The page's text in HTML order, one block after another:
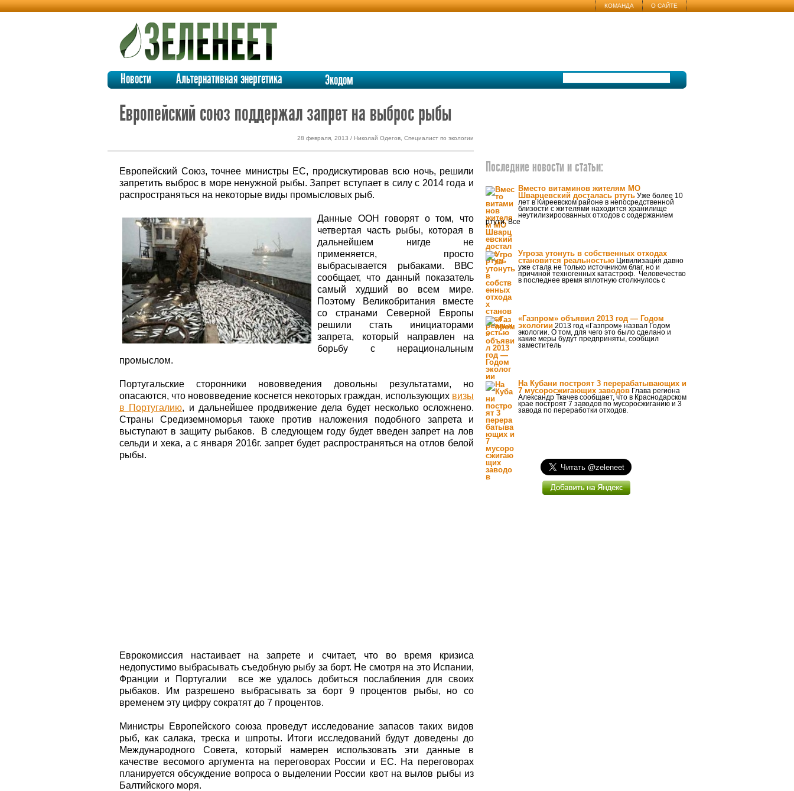
КОМАНДА О САЙТЕ
Новости Альтернативная энергетика Экодом
Европейский союз поддержал запрет на выброс рыбы
28 февраля, 2013 / Николай Одегов, Специалист по экологии
Европейский Союз, точнее министры ЕС, продискутировав всю ночь, решили
запретить выброс в море ненужной рыбы. Запрет вступает в силу с 2014 года и
распространяться на некоторые виды промысловых рыб.
Данные ООН говорят о том, что
четвертая часть рыбы, которая в
дальнейшем нигде не
применяется, просто
выбрасывается рыбаками. ВВС
сообщает, что данный показатель
самый худший во всем мире.
Поэтому Великобритания вместе
со странами Северной Европы
решили стать инициаторами
запрета, который направлен на
борьбу с нерациональным
промыслом.
Португальские сторонники нововведения довольны результатами, но
опасаются, что нововведение коснется некоторых граждан, использующих визы
в Португалию, и дальнейшее продвижение дела будет несколько осложнено.
Страны Средиземноморья также против наложения подобного запрета и
выступают в защиту рыбаков. В следующем году будет введен запрет на лов
сельди и хека, а с января 2016г. запрет будет распространяться на отлов белой
рыбы.
Еврокомиссия настаивает на запрете и считает, что во время кризиса
недопустимо выбрасывать съедобную рыбу за борт. Не смотря на это Испании,
Франции и Португалии все же удалось добиться послабления для своих
рыбаков. Им разрешено выбрасывать за борт 9 процентов рыбы, но со
временем эту цифру сократят до 7 процентов.
Министры Европейского союза проведут исследование запасов таких видов
рыб, как салака, треска и шпроты. Итоги исследований будут доведены до
Международного Совета, который намерен использовать эти данные в
качестве весомого аргумента на переговорах России и ЕС. На переговорах
планируется обсуждение вопроса о выделении России квот на вылов рыбы из
Балтийского моря.
Последние новости и статьи:
Вместо витаминов жителям МО
Шварцевский досталась ртуть Уже более 10
лет в Киреевском районе в непосредственной
близости с жителями находится хранилище
неутилизироованных отходов с содержанием
ртути. Все
Угроза утонуть в собственных отходах
становится реальностью Цивилизация давно
уже стала не только источником благ, но и
причиной техногенных катастроф. Человечество
в последнее время вплотную столкнулось с
«Газпром» объявил 2013 год — Годом
экологии 2013 год «Газпром» назвал Годом
экологии. О том, для чего это было сделано и
какие меры будут предприняты, сообщил
заместитель
На Кубани построят 3 перерабатывающих и
7 мусоросжигающих заводов Глава региона
Александр Ткачев сообщает, что в Краснодарском
крае построят 7 заводов по мусоросжиганию и 3
завода по переработки отходов.